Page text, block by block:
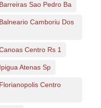
Sao Pedro Ba
Camboriu Dos
Centro Rs 1
Atenas Sp
Centro